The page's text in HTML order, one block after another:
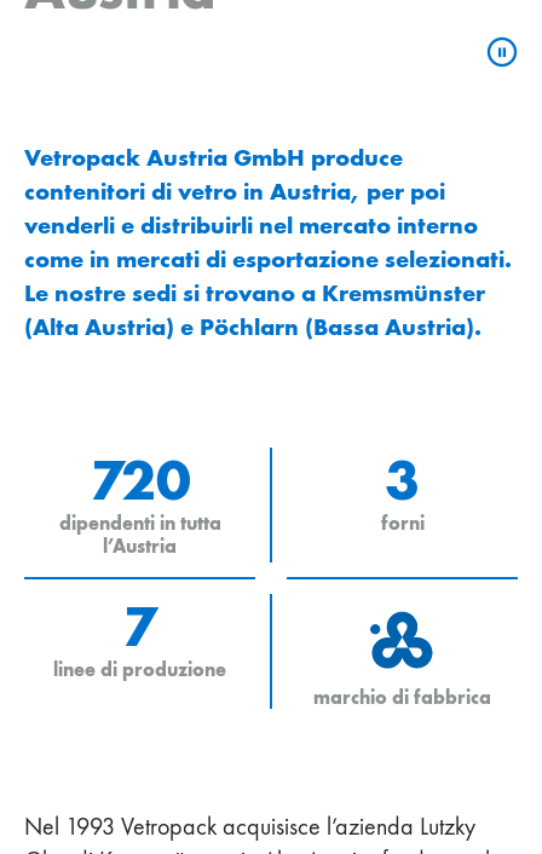
Vetropack Austria GmbH produce
contenitori di vetro in Austria, per poi
venderli e distribuirli nel mercato interno
come in mercati di esportazione selezionati.
Le nostre sedi si trovano a Kremsmünster
(Alta Austria) e Pöchlarn (Bassa Austria).
720
dipendenti in tutta
l’Austria
3
forni
7
linee di produzione
marchio di fabbrica
Nel 1993 Vetropack acquisisce l’azienda Lutzky